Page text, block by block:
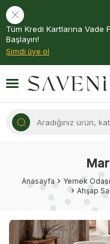
Tüm Kredi Kartlarına Vade
Başlayın!
Şimdi üye ol
Anasayfa Yemek Odası
Ahşap